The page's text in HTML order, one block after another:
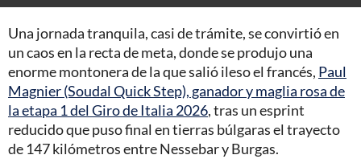
Una jornada tranquila, casi de trámite, se convirtió en
un caos en la recta de meta, donde se produjo una
enorme montonera de la que salió ileso el francés, Paul
Magnier (Soudal Quick Step), ganador y maglia rosa de
la etapa 1 del Giro de Italia 2026, tras un esprint
reducido que puso final en tierras búlgaras el trayecto
de 147 kilómetros entre Nessebar y Burgas.